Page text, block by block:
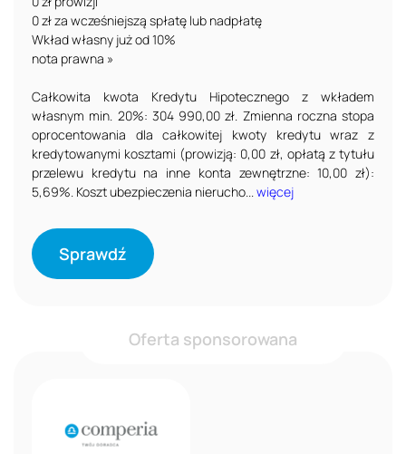
0 zł za wcześniejszą spłatę lub nadpłatę
Wkład własny już od 10%
nota prawna »
Całkowita kwota Kredytu Hipotecznego z wkładem
własnym min. 20%: 304 990,00 zł. Zmienna roczna stopa
oprocentowania dla całkowitej kwoty kredytu wraz z
kredytowanymi kosztami (prowizją: 0,00 zł, opłatą z tytułu
przelewu kredytu na inne konta zewnętrzne: 10,00 zł):
5,69%. Koszt ubezpieczenia nierucho...więcej
Sprawdź
Oferta sponsorowana